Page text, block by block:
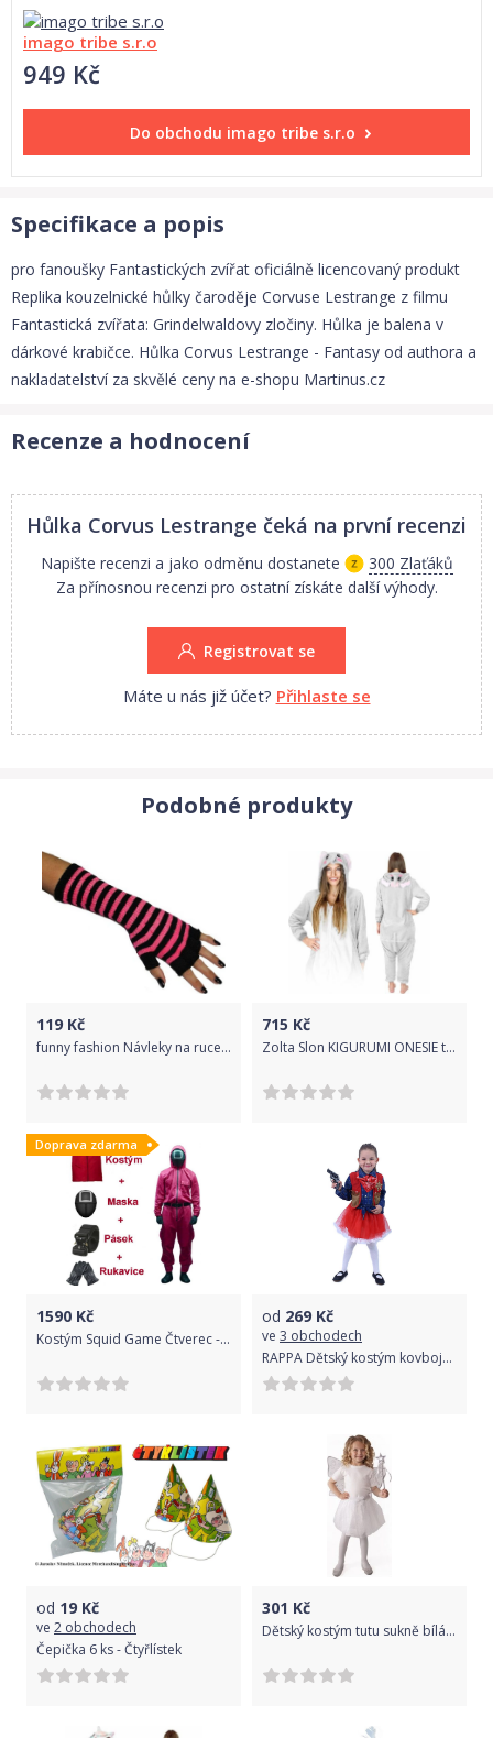
imago tribe s.r.o
949 Kč
Do obchodu imago tribe s.r.o
Specifikace a popis
pro fanoušky Fantastických zvířat oficiálně licencovaný produkt
Replika kouzelnické hůlky čaroděje Corvuse Lestrange z filmu
Fantastická zvířata: Grindelwaldovy zločiny. Hůlka je balena v
dárkové krabičce. Hůlka Corvus Lestrange - Fantasy od authora a
nakladatelství za skvělé ceny na e-shopu Martinus.cz
Recenze a hodnocení
Hůlka Corvus Lestrange čeká na první recenzi
Napište recenzi a jako odměnu dostanete
300 Zlaťáků
Za přínosnou recenzi pro ostatní získáte další výhody.
Registrovat se
Máte u nás již účet? Přihlaste se
Podobné produkty
119 Kč
funny fashion Návleky na ruce - rukavice - růžové
715 Kč
Zolta Slon KIGURUMI ONESIE tepláky pyžamo kombinéza Kigu L
Doprava zdarma
1590 Kč
Kostým Squid Game Čtverec - Hra na oliheň XL
od 269 Kč
ve 3 obchodech
RAPPA Dětský kostým kovbojka (L)
od 19 Kč
ve 2 obchodech
Čepička 6 ks - Čtyřlístek
301 Kč
Dětský kostým tutu sukně bílá motýl s křídly a hůlkou